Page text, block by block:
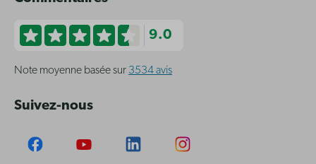
9.0
Note moyenne basée sur 3534 avis
Suivez-nous